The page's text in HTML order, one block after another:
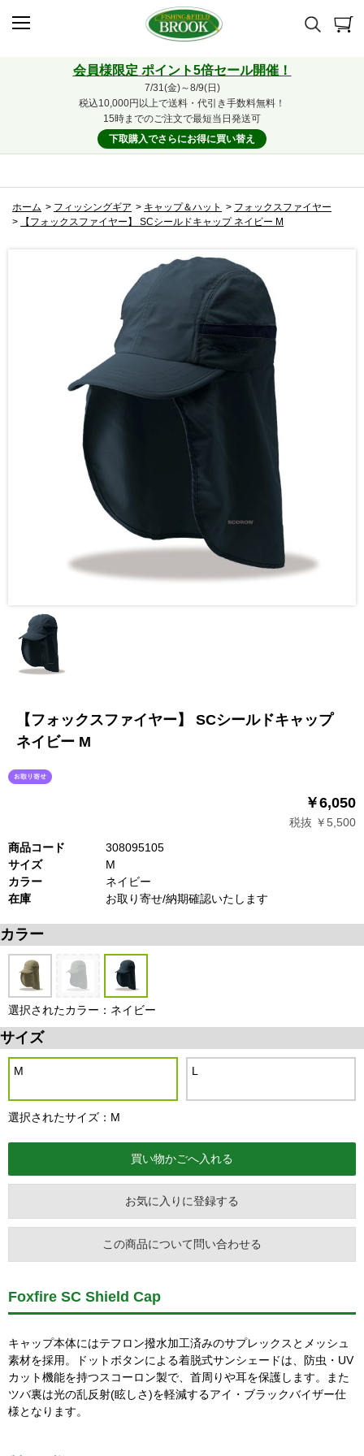
会員様限定 ポイント5倍セール開催！
7/31(金)～8/9(日)
税込10,000円以上で送料・代引き手数料無料！
15時までのご注文で最短当日発送可
下取購入でさらにお得に買い替え
ホーム > フィッシングギア > キャップ＆ハット > フォックスファイヤー
>
【フォックスファイヤー】 SCシールドキャップ ネイビー M
【フォックスファイヤー】 SCシールドキャップ
ネイビー M
￥6,050
税抜 ￥5,500
商品コード
308095105
サイズ
M
カラー
ネイビー
在庫
お取り寄せ/納期確認いたします
カラー
選択されたカラー：ネイビー
サイズ
M L
選択されたサイズ：M
お気に入りに登録する
この商品について問い合わせる
Foxfire SC Shield Cap
キャップ本体にはテフロン撥水加工済みのサプレックスとメッシュ
素材を採用。ドットボタンによる着脱式サンシェードは、防虫・UV
カット機能を持つスコーロン製で、首周りや耳を保護します。また
ツバ裏は光の乱反射(眩しさ)を軽減するアイ・ブラックバイザー仕
様となります。